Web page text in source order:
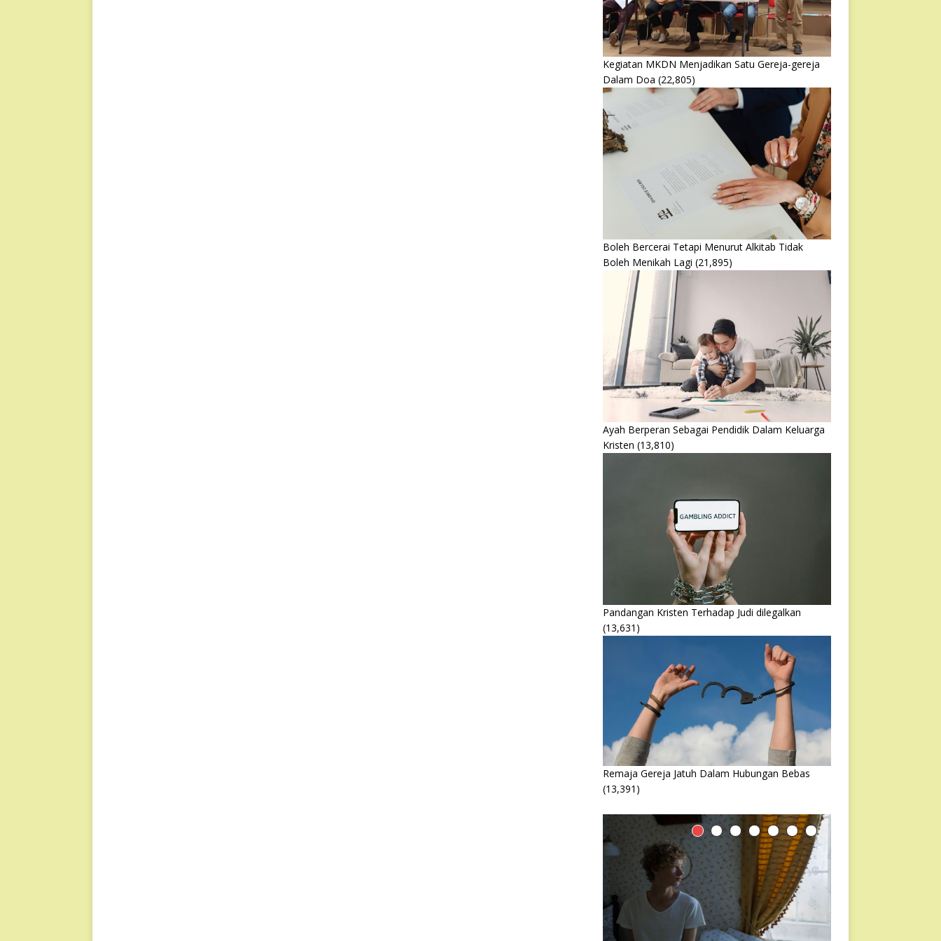
Kegiatan MKDN Menjadikan Satu Gereja-gereja
Dalam Doa (22,805)
Boleh Bercerai Tetapi Menurut Alkitab Tidak
Boleh Menikah Lagi (21,895)
Ayah Berperan Sebagai Pendidik Dalam Keluarga
Kristen (13,810)
Pandangan Kristen Terhadap Judi dilegalkan
(13,631)
Remaja Gereja Jatuh Dalam Hubungan Bebas
(13,391)